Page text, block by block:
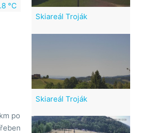
°C
po
Skiareál Troják
Skiareál Troják